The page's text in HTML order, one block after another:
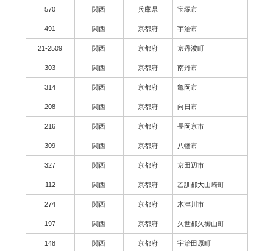
570 関西 兵庫県 宝塚市
491 関西 京都府 宇治市
21-2509 関西 京都府 京丹波町
303 関西 京都府 南丹市
314 関西 京都府 亀岡市
208 関西 京都府 向日市
216 関西 京都府 長岡京市
309 関西 京都府 八幡市
327 関西 京都府 京田辺市
112 関西 京都府 乙訓郡大山崎町
274 関西 京都府 木津川市
197 関西 京都府 久世郡久御山町
148 関西 京都府 宇治田原町